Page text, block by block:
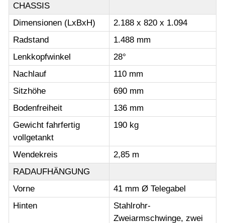
CHASSIS
Dimensionen (LxBxH)
2.188 x 820 x 1.094
Radstand
1.488 mm
Lenkkopfwinkel
28°
Nachlauf
110 mm
Sitzhöhe
690 mm
Bodenfreiheit
136 mm
Gewicht fahrfertig
vollgetankt
190 kg
Wendekreis
2,85 m
RADAUFHÄNGUNG
Vorne
41 mm Ø Telegabel
Hinten
Stahlrohr-
Zweiarmschwinge, zwei